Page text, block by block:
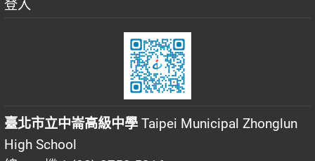
登入
臺北市立中崙高級中學 Taipei Municipal Zhonglun
High School